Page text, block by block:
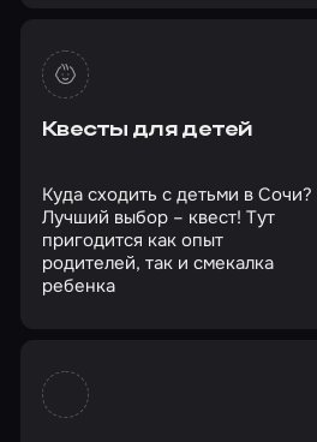
Квесты для детей
Куда сходить с детьми в Сочи?
Лучший выбор – квест! Тут
пригодится как опыт
родителей, так и смекалка
ребенка